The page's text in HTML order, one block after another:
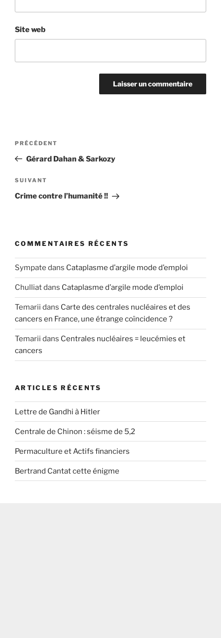
Site web
Navigation
l’article
Article
précédent
PRÉCÉDENT
Gérard Dahan & Sarkozy
Article
suivant
SUIVANT
Crime contre l’humanité !!
COMMENTAIRES RÉCENTS
Sympate dans Cataplasme d’argile mode d’emploi
Chulliatdans Cataplasme d’argile mode d’emploi
Temarii dans Carte des centrales nucléaires et des
cancers en France, une étrange coïncidence ?
Temarii dans Centrales nucléaires = leucémies et
cancers
ARTICLES RÉCENTS
Lettre de Gandhi à Hitler
Centrale de Chinon : séisme de 5,2
Permaculture et Actifs financiers
Bertrand Cantat cette énigme